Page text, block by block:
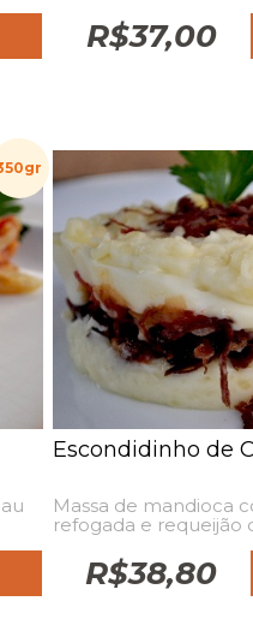
R$37,00
Escondidinho de
Massa de mandioca
refogada e requeijão
R$38,80